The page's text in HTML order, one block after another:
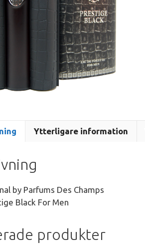
Ytterligare information
by Parfums Des Champs
Black For Men
produkter